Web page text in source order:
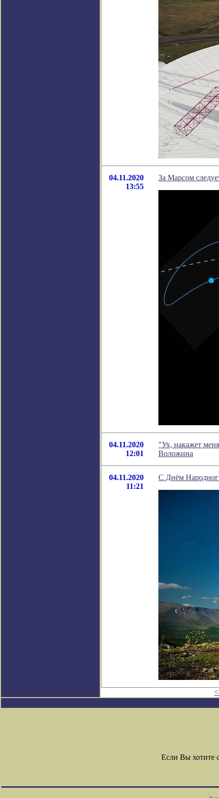
04.11.2020
13:55
За Марсом
04.11.2020
12:01
"Ух, накажет
Воложина
04.11.2020
11:21
С Днём
Если Вы хотите